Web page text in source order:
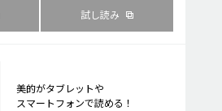
試し読み
美的がタブレットや
スマートフォンで読める！